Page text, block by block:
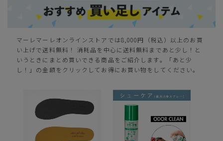
マーレマーレオンラインストアでは8,000円（税込）以上のお買
い上げで送料無料！ 消耗品を中心に送料無料まであと少し！と
いうときにまとめ買いできる商品をご紹介します。「あと少
し！」の金額をクリックしてお得にお買い物をしてください。